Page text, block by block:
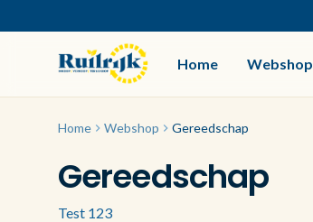
Home Webshop
Home Webshop Gereedschap
Gereedschap
Test 123